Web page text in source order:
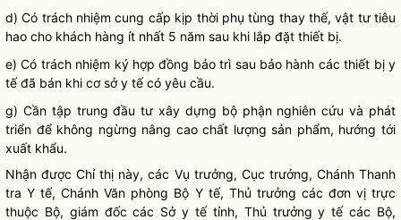
d) Có trách nhiệm cung cấp kịp thời phụ tùng thay thế, vật tư tiêu
hao cho khách hàng ít nhất 5 năm sau khi lắp đặt thiết bị.
e) Có trách nhiệm ký hợp đồng bảo trì sau bảo hành các thiết bị y
tế đã bán khi cơ sở y tế có yêu cầu.
g) Cần tập trung đầu tư xây dựng bộ phận nghiên cứu và phát
triển để không ngừng nâng cao chất lượng sản phẩm, hướng tới
xuất khẩu.
Nhận được Chỉ thị này, các Vụ trưởng, Cục trưởng, Chánh Thanh
tra Y tế,Chánh Văn phòng Bộ Y tế, Thủ trưởng các đơn vị trực
thuộc Bộ, giám đốc các Sở y tế tỉnh, Thủ trưởng y tế các Bộ,